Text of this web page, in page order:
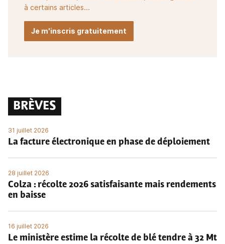
à certains articles...
Je m'inscris gratuitement
BRÈVES
31 juillet 2026
La facture électronique en phase de déploiement
28 juillet 2026
Colza : récolte 2026 satisfaisante mais rendements
en baisse
16 juillet 2026
Le ministère estime la récolte de blé tendre à 32 Mt